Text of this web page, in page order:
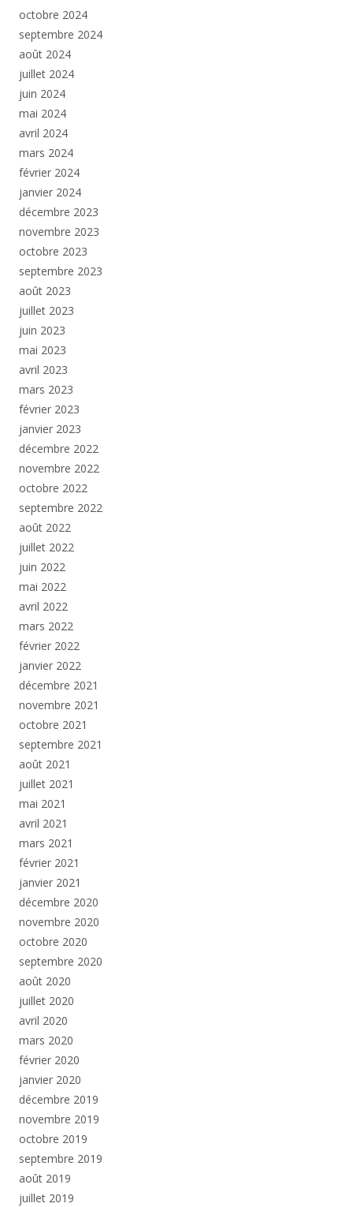
octobre 2024
septembre 2024
août 2024
juillet 2024
juin 2024
mai 2024
avril 2024
mars 2024
février 2024
janvier 2024
décembre 2023
novembre 2023
octobre 2023
septembre 2023
août 2023
juillet 2023
juin 2023
mai 2023
avril 2023
mars 2023
février 2023
janvier 2023
décembre 2022
novembre 2022
octobre 2022
septembre 2022
août 2022
juillet 2022
juin 2022
mai 2022
avril 2022
mars 2022
février 2022
janvier 2022
décembre 2021
novembre 2021
octobre 2021
septembre 2021
août 2021
juillet 2021
mai 2021
avril 2021
mars 2021
février 2021
janvier 2021
décembre 2020
novembre 2020
octobre 2020
septembre 2020
août 2020
juillet 2020
avril 2020
mars 2020
février 2020
janvier 2020
décembre 2019
novembre 2019
octobre 2019
septembre 2019
août 2019
juillet 2019